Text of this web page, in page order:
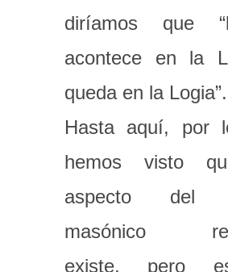
diríamos que
acontece en la
queda en la Logia”.
Hasta aquí, por
hemos visto
aspecto del
masónico
existe, pero